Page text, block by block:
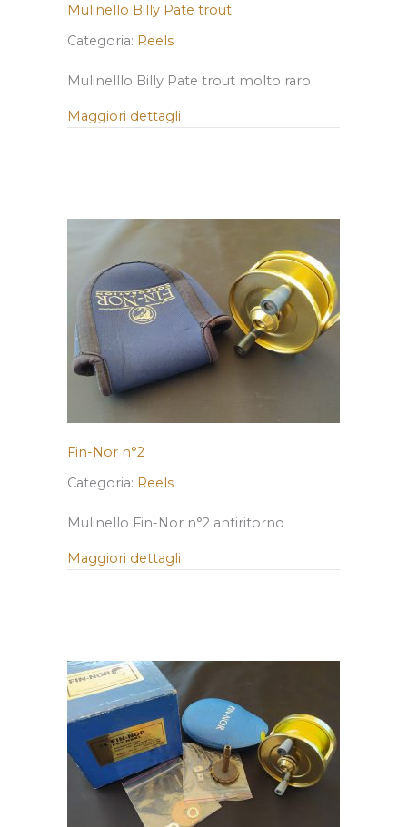
Mulinello Billy Pate trout
Categoria: Reels
Mulinelllo Billy Pate trout molto raro
Maggiori dettagli
Fin-Nor n°2
Categoria: Reels
Mulinello Fin-Nor n°2 antiritorno
Maggiori dettagli